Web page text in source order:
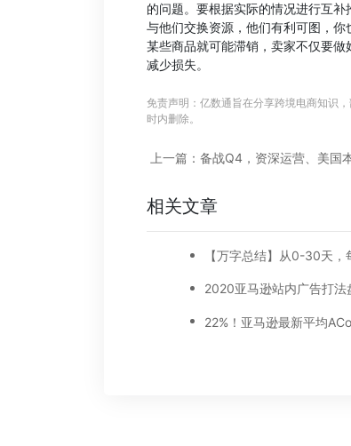
的问题。要根据实际的情况进行互
与他们交换资源，他们有利可图，
某些商品就可能滞销，卖家不仅要
减少损失。
免责声明：亿数通旨在分享跨境电商知识
时内删除。
上一篇：备战Q4，资深运营、美国
相关文章
2020亚马逊站内广告打法